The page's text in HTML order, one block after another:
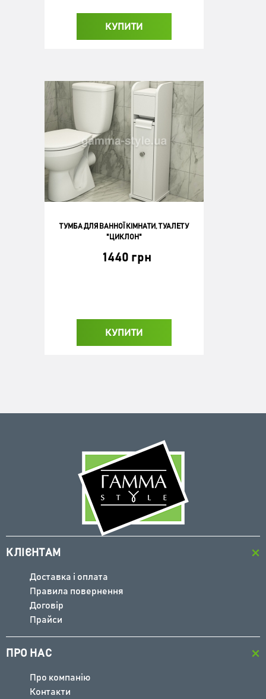
КУПИТИ
ТУМБА ДЛЯ ВАННОЇ КІМНАТИ, ТУАЛЕТУ
"ЦИКЛОН"
1440 грн
КУПИТИ
СТІЛ-КНИЖКА "СЛІМ" ДУБ СОНОМА
КУПИТИ
КЛІЄНТАМ
Доставка і оплата
Правила повернення
Договір
Прайси
ПРО НАС
Про компанію
Контакти